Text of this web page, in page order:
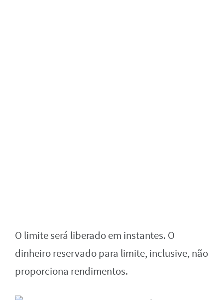
O limite será liberado em instantes. O
dinheiro reservado para limite, inclusive, não
proporciona rendimentos.